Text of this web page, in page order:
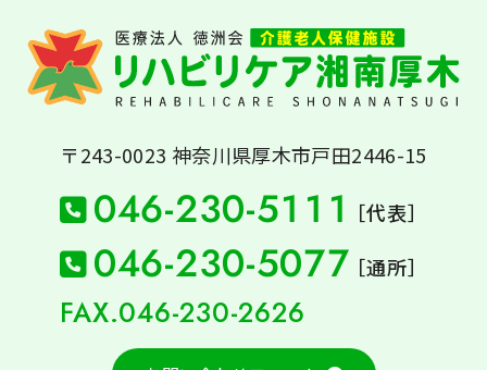
〒243-0023 神奈川県厚木市戸田2446-15
046-230-5111 ［代表］
046-230-5077 ［通所］
FAX.046-230-2626